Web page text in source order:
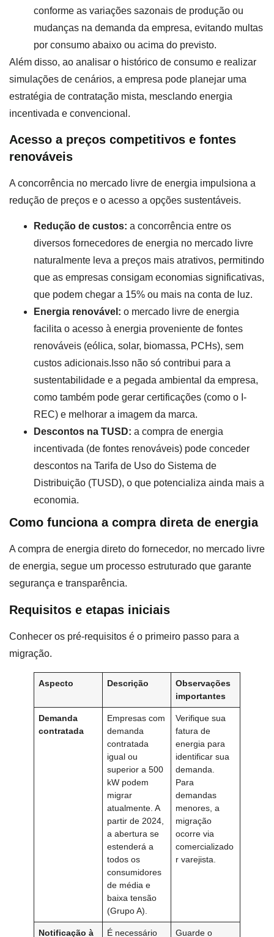
conforme as variações sazonais de produção ou
mudanças na demanda da empresa, evitando multas
por consumo abaixo ou acima do previsto.
Além disso, ao analisar o histórico de consumo e realizar
simulações de cenários, a empresa pode planejar uma
estratégia de contratação mista, mesclando energia
incentivada e convencional.
Acesso a preços competitivos e fontes
renováveis
A concorrência no mercado livre de energia impulsiona a
redução de preços e o acesso a opções sustentáveis.
Redução de custos: a concorrência entre os
diversos fornecedores de energia no mercado livre
naturalmente leva a preços mais atrativos, permitindo
que as empresas consigam economias significativas,
que podem chegar a 15% ou mais na conta de luz.
Energia renovável: o mercado livre de energia
facilita o acesso à energia proveniente de fontes
renováveis (eólica, solar, biomassa, PCHs), sem
custos adicionais.Isso não só contribui para a
sustentabilidade e a pegada ambiental da empresa,
como também pode gerar certificações (como o I-
REC) e melhorar a imagem da marca.
Descontos na TUSD: a compra de energia
incentivada (de fontes renováveis) pode conceder
descontos na Tarifa de Uso do Sistema de
Distribuição (TUSD), o que potencializa ainda mais a
economia.
Como funciona a compra direta de energia
A compra de energia direto do fornecedor, no mercado livre
de energia, segue um processo estruturado que garante
segurança e transparência.
Requisitos e etapas iniciais
Conhecer os pré-requisitos é o primeiro passo para a
migração.
Aspecto Descrição
Observações
importantes
Demanda
contratada
Empresas com
demanda
contratada
igual ou
superior a 500
kW podem
migrar
atualmente. A
partir de 2024,
a abertura se
estenderá a
todos os
consumidores
de média e
baixa tensão
(Grupo A).
Verifique sua
fatura de
energia para
identificar sua
demanda.
Para
demandas
menores, a
migração
ocorre via
comercializado
r varejista.
Notificação à É necessário Guarde o